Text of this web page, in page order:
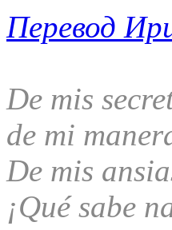
Перевод
De mis
de mi
De mis
¡Qué sabe